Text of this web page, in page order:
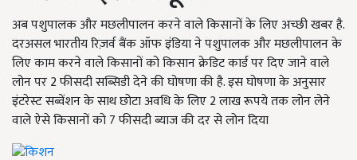
अब पशुपालक और मछलीपालन करने वाले किसानों के लिए अच्छी खबर है.
दरअसल भारतीय रिज़र्व बैंक ऑफ इंडिया ने पशुपालक और मछलीपालन के
लिए काम करने वाले किसानों को किसान क्रेडिट कार्ड पर दिए जाने वाले
लोन पर 2 फीसदी सब्सिडी देने की घोषणा की है. इस घोषणा के अनुसार
इंटरेस्ट सब्वेंशन के साथ छोटा अवधि के लिए 2 लाख रूपये तक लोन लेने
वाले ऐसे किसानों को 7 फीसदी ब्याज की दर से लोन दिया